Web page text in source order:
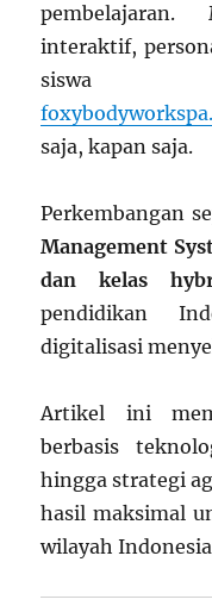
interaktif,
siswa
saja, kapan saja.
Perkembangan
Management
dan kelas
pendidikan
digitalisasi
Artikel ini
berbasis
hingga strategi
hasil maksimal
wilayah